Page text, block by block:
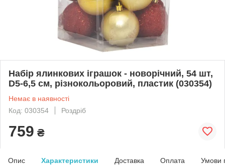
Набір ялинкових іграшок - новорічний, 54 шт,
D5-6,5 см, різнокольоровий, пластик (030354)
Немає в наявності
Код: 030354
Роздріб
759 ₴
Опис Характеристики Доставка Оплата Умови